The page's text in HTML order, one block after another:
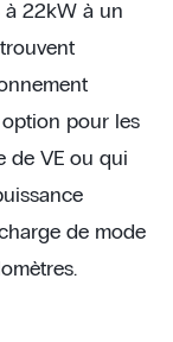
à 22kW à un
pour les
de VE ou qui
de mode